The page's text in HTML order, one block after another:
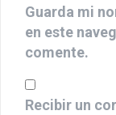
Guarda mi
en este
comente.
Recibir un